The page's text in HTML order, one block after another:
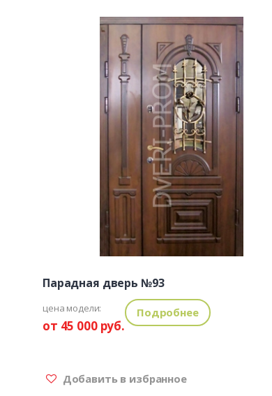
Парадная дверь №93
цена модели:
от 45 000 руб.
Подробнее
Добавить в избранное